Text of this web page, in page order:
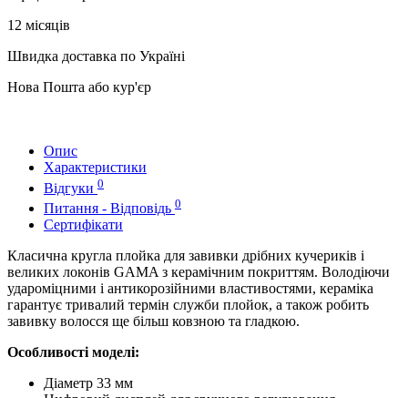
12 місяців
Швидка доставка по Україні
Нова Пошта або кур'єр
Опис
Характеристики
Відгуки 0
Питання - Відповідь 0
Сертифікати
Класична кругла плойка для завивки дрібних кучериків і
великих локонів GAMA з керамічним покриттям. Володіючи
удароміцними і антикорозійними властивостями, кераміка
гарантує тривалий термін служби плойок, а також робить
завивку волосся ще більш ковзною та гладкою.
Особливості моделі:
Діаметр 33 мм